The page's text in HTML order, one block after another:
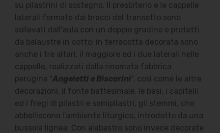
su pilastrini di sostegno. Il presbiterio e le cappelle
laterali formate dai bracci del transetto sono
sollevati dall'aula con un doppio gradino e protetti
da balaustre in cotto; in terracotta decorata sono
anche i tre altari, il maggiore ed i due laterali nelle
cappelle, realizzati dalla rinomata fabbrica
perugina "Angeletti e Biscarini", così come le altre
decorazioni, il fonte battesimale, le basi, i capitelli
ed i fregi di pilastri e semipilastri, gli stemmi, che
abbelliscono l'ambiente liturgico, introdotto da una
bussola lignea. Con alabastro sono invece decorate